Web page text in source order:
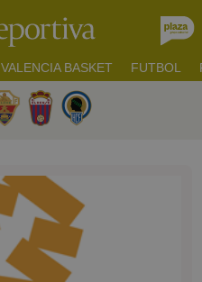
VALENCIA BASKET FUTBOL